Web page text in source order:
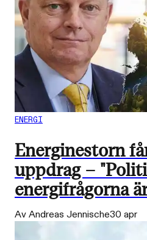
ENERGI
Energinestorn
uppdrag –
energifrågorna
Av Andreas Jennische30 apr